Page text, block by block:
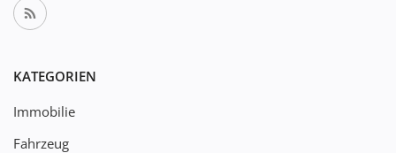
KATEGORIEN
Immobilie
Fahrzeug